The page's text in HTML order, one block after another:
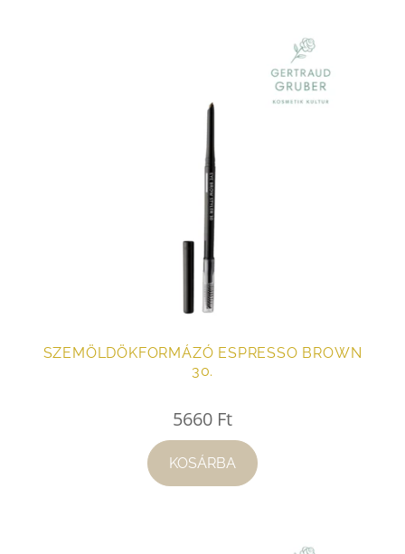
SZEMÖLDÖKFORMÁZÓ ESPRESSO BROWN
30.
5660 Ft
KOSÁRBA